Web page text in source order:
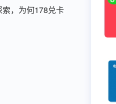
，为何178兑卡